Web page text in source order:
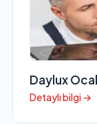
Daylux
Detaylı bilgi →